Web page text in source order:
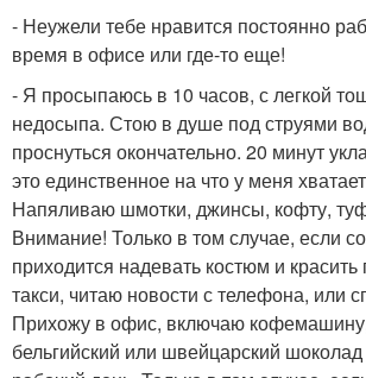
- Неужели тебе нравится постоянно
время в офисе или где-то еще!
- Я просыпаюсь в 10 часов, с легкой
недосыпа. Стою в душе под струями
проснуться окончательно. 20 минут
это единственное на что у меня
Напяливаю шмотки, джинсы, кофту,
Внимание! Только в том случае, если
приходится надевать костюм и красить
такси, читаю новости с телефона, или
Прихожу в офис, включаю
бельгийский или швейцарский